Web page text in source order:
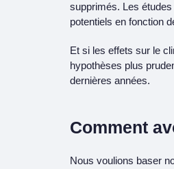
supprimés. Les
potentiels en fonction
Et si les effets sur le
hypothèses plus
dernières années.
Comment
Nous voulions baser